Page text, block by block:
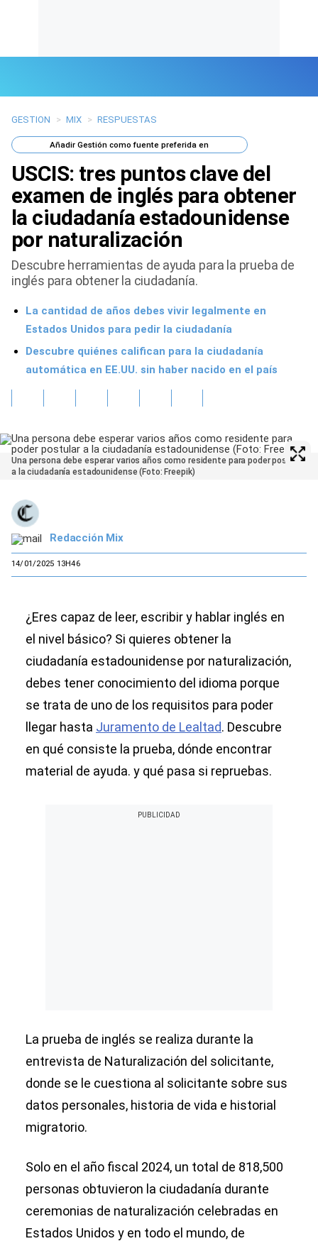
Últimas Noticias
Mi Bolsillo
Gente
Tendencias Mix
Sports
GESTION > MIX > RESPUESTAS
AñadirGestión como fuente preferida en
USCIS: tres puntos clave del
examen de inglés para obtener
la ciudadanía estadounidense
por naturalización
Descubre herramientas de ayuda para la prueba de
inglés para obtener la ciudadanía.
La cantidad de años debes vivir legalmente en
Estados Unidos para pedir la ciudadanía
Descubre quiénes califican para la ciudadanía
automática en EE.UU. sin haber nacido en el país
Una persona debe esperar varios años como residente para poder postular
a la ciudadanía estadounidense (Foto: Freepik)
Redacción Mix
14/01/2025 13H46
¿Eres capaz de leer, escribir y hablar inglés en
el nivel básico? Si quieres obtener la
ciudadanía estadounidense por naturalización,
debes tener conocimiento del idioma porque
se trata de uno de los requisitos para poder
llegar hasta Juramento de Lealtad. Descubre
en qué consiste la prueba, dónde encontrar
material de ayuda. y qué pasa si repruebas.
La prueba de inglés se realiza durante la
entrevista de Naturalización del solicitante,
donde se le cuestiona al solicitante sobre sus
datos personales, historia de vida e historial
migratorio.
Solo en el año fiscal 2024, un total de 818,500
personas obtuvieron la ciudadanía durante
ceremonias de naturalización celebradas en
Estados Unidos y en todo el mundo, de